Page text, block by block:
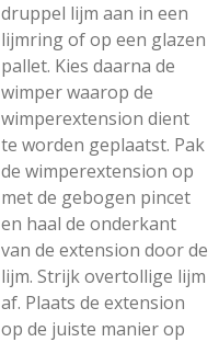
druppel lijm aan in een
lijmring of op een glazen
pallet. Kies daarna de
wimper waarop de
wimperextension dient
te worden geplaatst. Pak
de wimperextension op
met de gebogen pincet
en haal de onderkant
van de extension door de
lijm. Strijk overtollige lijm
af. Plaats de extension
op de juiste manier op